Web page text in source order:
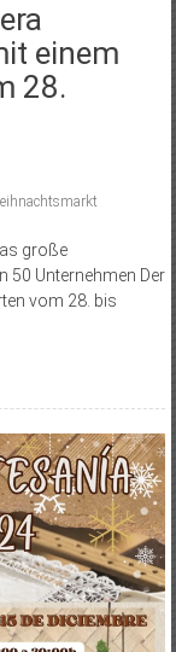
einem
28.
große
50 Unternehmen Der
vom 28. bis